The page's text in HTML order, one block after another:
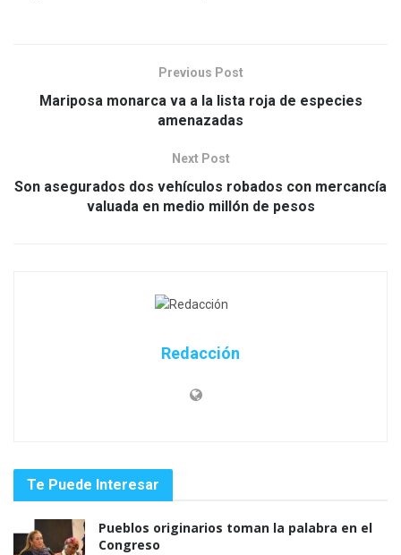
Previous Post
Mariposa monarca va a la lista roja de especies
amenazadas
Next Post
Son asegurados dos vehículos robados con mercancía
valuada en medio millón de pesos
Redacción
Te Puede Interesar
Pueblos originarios toman la palabra en el
Congreso